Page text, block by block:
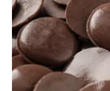
ー・
ピ
ス
ト
ル
ズ